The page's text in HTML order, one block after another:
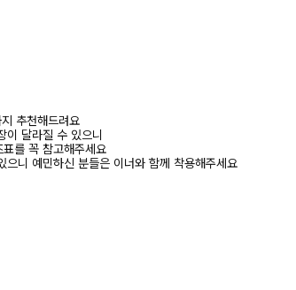
추천해드려요
이 달라질 수 있으니
를 꼭 참고해주세요
으니 예민하신 분들은 이너와 함께 착용해주세요